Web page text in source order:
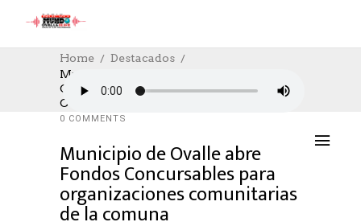
Home
Destacados
Municipio De Ovalle Abre Fondos
Concursables Para Organizaciones
Comunitarias De La Comuna
DESTACADOS SOCIAL,SOCIAL
12/08/2021
AUTHOR: HECTOR
0 COMMENTS
Municipio de Ovalle abre
Fondos Concursables para
organizaciones comunitarias
de la comuna